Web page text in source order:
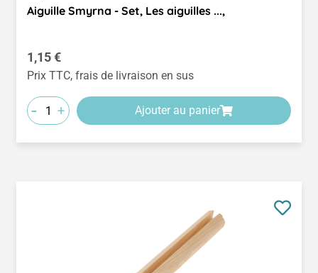
Aiguille Smyrna - Set, Les aiguilles ...,
Prix régulier :
1,15 €
Prix TTC, frais de livraison en sus
- + Ajouter au panier